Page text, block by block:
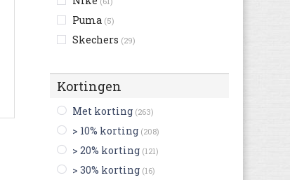
Puma (5)
Skechers (29)
Under Armour
Kortingen
Met korting (263)
> 10% korting (208)
> 20% korting (121)
> 30% korting (16)